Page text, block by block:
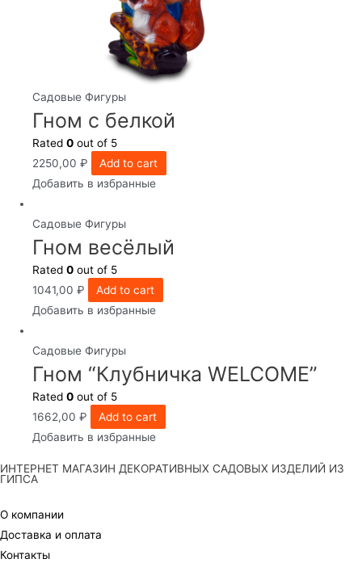
Садовые Фигуры
Гном с белкой
Rated 0 out of 5
2250,00 ₽
Add to cart
Добавить в избранные
Садовые Фигуры
Гном весёлый
Rated 0 out of 5
1041,00 ₽
Add to cart
Добавить в избранные
Садовые Фигуры
Гном “Клубничка WELCOME”
Rated 0 out of 5
1662,00 ₽
Add to cart
Добавить в избранные
ИНТЕРНЕТ МАГАЗИН ДЕКОРАТИВНЫХ САДОВЫХ ИЗДЕЛИЙ ИЗ
ГИПСА
О компании
Доставка и оплата
Контакты